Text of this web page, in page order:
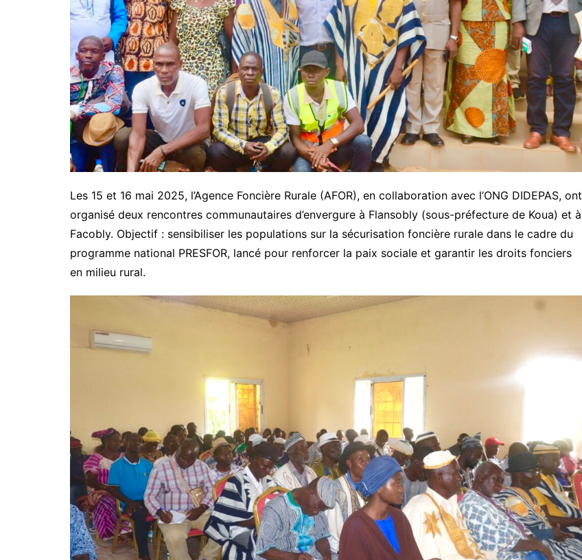
Les 15 et 16 mai 2025, l’Agence Foncière Rurale (AFOR), en collaboration avec l’ONG DIDEPAS, ont
organisé deux rencontres communautaires d’envergure à Flansobly (sous-préfecture de Koua) et à
Facobly. Objectif : sensibiliser les populations sur la sécurisation foncière rurale dans le cadre du
programme national PRESFOR, lancé pour renforcer la paix sociale et garantir les droits fonciers
en milieu rural.